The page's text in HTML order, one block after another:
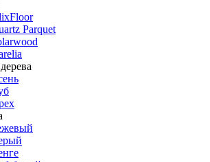
Parquet